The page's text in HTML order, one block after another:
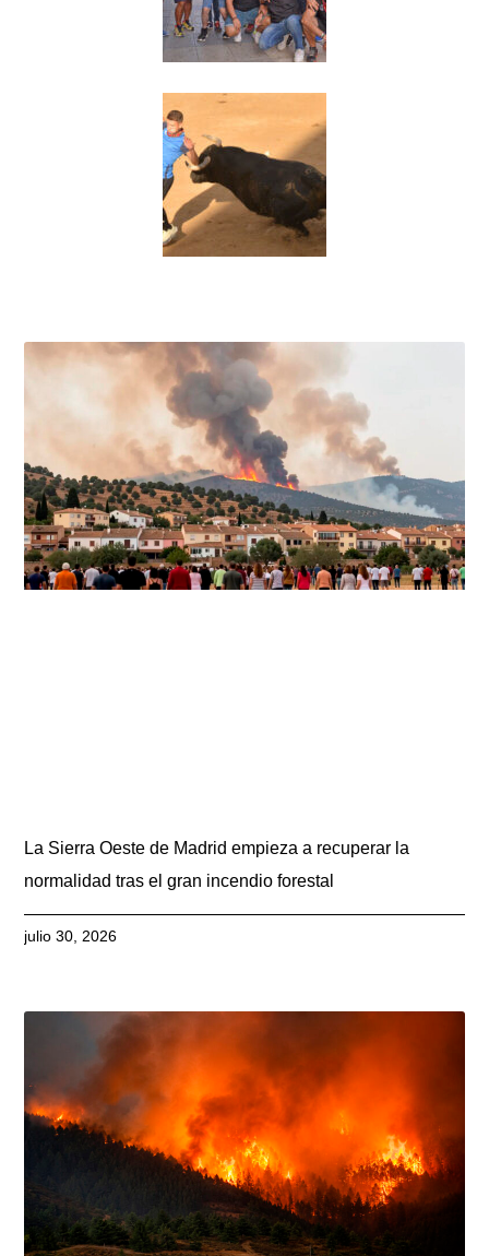
La Sierra Oeste de Madrid empieza a recuperar la
normalidad tras el gran incendio forestal
julio 30, 2026